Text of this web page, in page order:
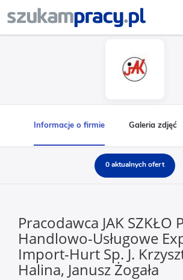
Informacje o firmie Galeria zdjęć
0 aktualnych ofert
Pracodawca JAK SZKŁO
Handlowo-Usługowe
Import-Hurt Sp. J.
Halina, Janusz Żogała